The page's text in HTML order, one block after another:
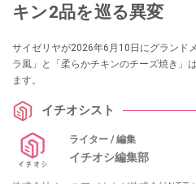
キン2品を巡る異変
サイゼリヤが2026年6月10日にグランド
ラ風」と「柔らかチキンのチーズ焼き」
ます。
イチオシスト
ライター / 編集
イチオシ編集部